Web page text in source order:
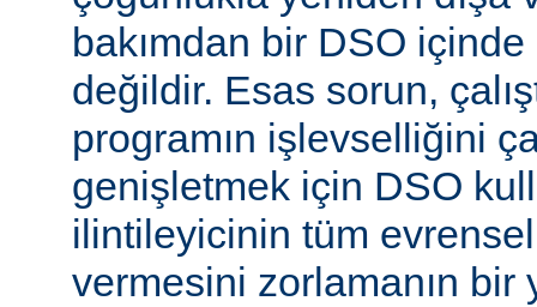
bakımdan bir DSO
değildir. Esas sorun,
programın işlevselliğini
genişletmek için DSO
ilintileyicinin tüm
vermesini zorlamanın bir